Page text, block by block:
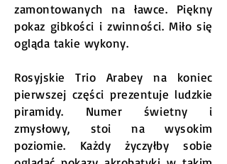
zamontowanych na ławce. Piękny
pokaz gibkości i zwinności. Miło się
ogląda takie wykony.
Rosyjskie Trio Arabey na koniec
pierwszej części prezentuje ludzkie
piramidy. Numer świetny i
zmysłowy, stoi na wysokim
poziomie. Każdy życzyłby sobie